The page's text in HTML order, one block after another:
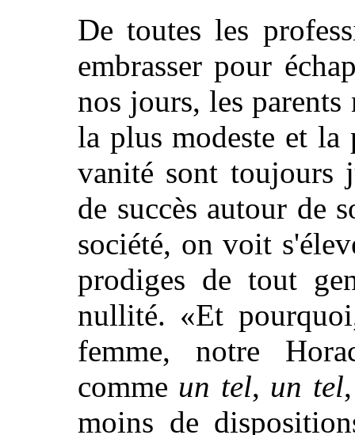
De toutes les
embrasser pour
nos jours, les
la plus modeste et
vanité sont toujours
de succès autour de
société, on voit
prodiges de tout
nullité. «Et
femme, notre
comme un tel, un tel
moins de